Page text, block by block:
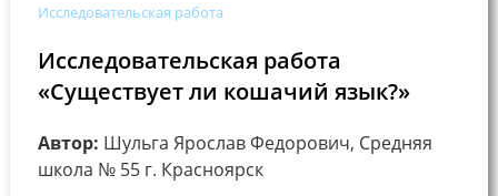
Исследовательская работа
Исследовательская работа
«Существует ли кошачий язык?»
Автор: Шульга Ярослав Федорович, Средняя
школа № 55 г. Красноярск